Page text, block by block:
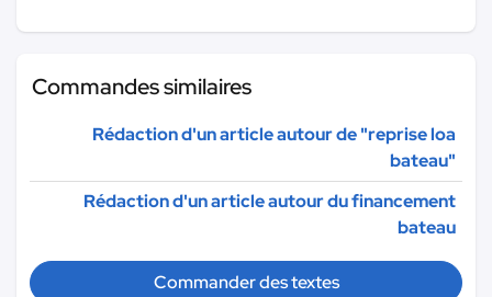
Commandes similaires
Rédaction d'un article autour de "reprise loa
bateau"
Rédaction d'un article autour du financement
bateau
Commander des textes